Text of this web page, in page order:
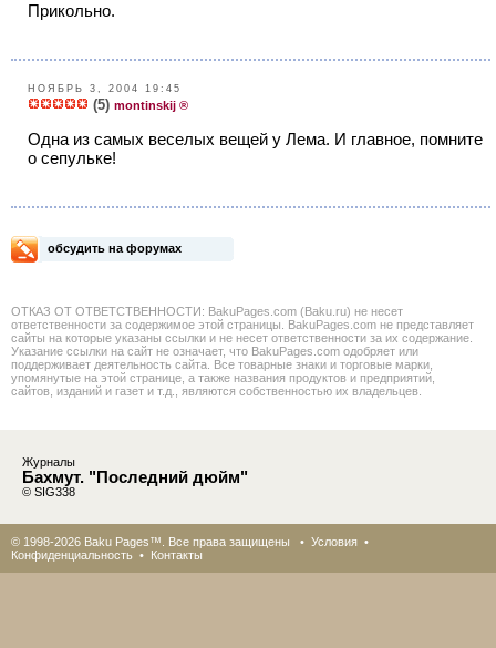
Прикольно.
НОЯБРЬ 3, 2004 19:45
(5) montinskij ®
Одна из самых веселых вещей у Лема. И главное, помните
о сепульке!
обсудить на форумах
ОТКАЗ ОТ ОТВЕТСТВЕННОСТИ: BakuPages.com (Baku.ru) не несет
ответственности за содержимое этой страницы. BakuPages.com не представляет
сайты на которые указаны ссылки и не несет ответственности за их содержание.
Указание ссылки на сайт не означает, что BakuPages.com одобряет или
поддерживает деятельность сайта. Все товарные знаки и торговые марки,
упомянутые на этой странице, а также названия продуктов и предприятий,
сайтов, изданий и газет и т.д., являются собственностью их владельцев.
Журналы
Бахмут. "Последний дюйм"
© SIG338
© 1998-2026 Baku Pages™. Все права защищены • Условия •
Конфиденциальность • Контакты